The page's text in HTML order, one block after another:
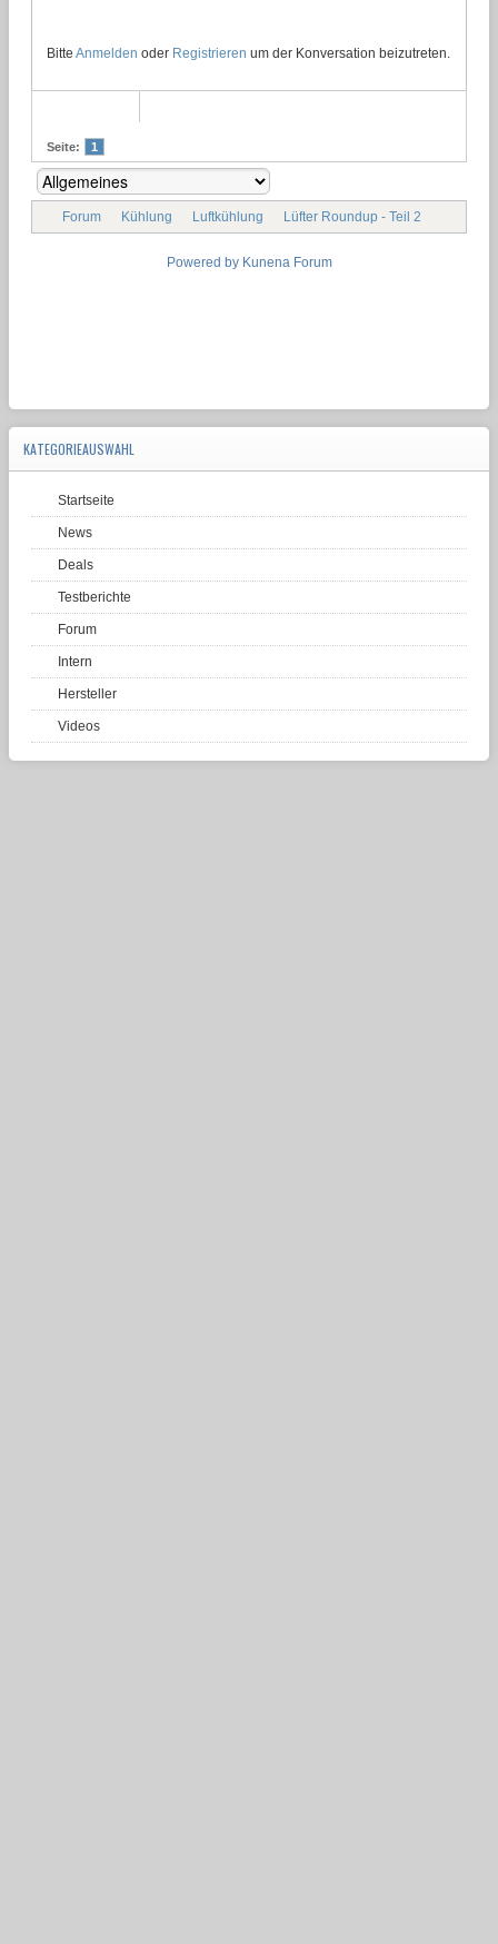
Bitte Anmelden oder Registrieren um der Konversation beizutreten.
Seite: 1
Forum Kühlung Luftkühlung Lüfter Roundup - Teil 2
Powered by Kunena Forum
KATEGORIEAUSWAHL
Startseite
News
Deals
Testberichte
Forum
Intern
Hersteller
Videos